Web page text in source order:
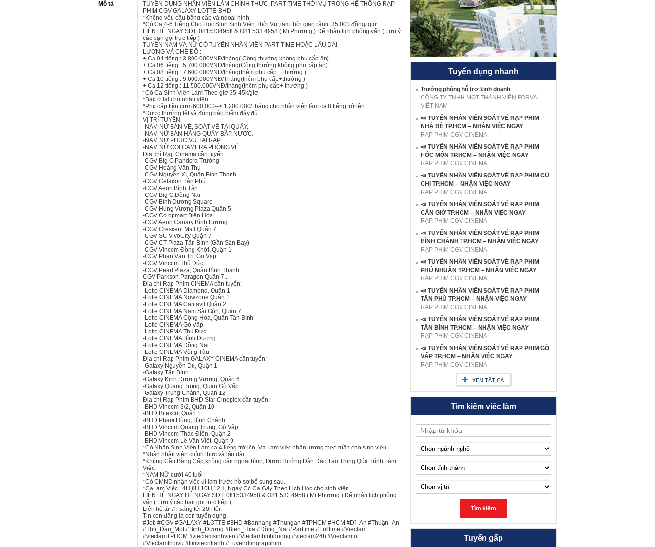
Mô tả
TUYỂN DỤNG NHÂN VIÊN LÀM CHÍNH THỨC, PART TIME THỜI VỤ TRONG HỆ THỐNG RẠP
PHIM CGV-GALAXY-LOTTE-BHD
*Không yêu cầu bằng cấp và ngoại hình.
*Có Ca 4-6 Tiếng Cho Học Sinh Sinh Viên Thời Vụ ,làm thời gian rảnh 35.000 đồng/ giờ
LIÊN HỆ NGAY SDT: 0815334958 & O͟8͟1͟.͟5͟3͟3͟.͟4͟9͟5͟8͟ ( Mr.Phương ) Để nhận lịch phỏng vấn ( Lưu ý
các bạn gọi trực tiếp )
TUYỂN NAM VÀ NỮ CÓ TUYỂN NHÂN VIÊN PART TIME HOẶC LÂU DÀI.
LƯƠNG VÀ CHẾ ĐỘ :
+ Ca 04 tiếng : 3.800.000VNĐ/tháng( Cộng thưởng không phụ cấp ăn)
+ Ca 06 tiếng : 5.700.000VNĐ/tháng(Cộng thưởng không phụ cấp ăn)
+ Ca 08 tiếng : 7.600.000VNĐ/tháng(thêm phụ cấp + thưởng )
+ Ca 10 tiếng : 9.600.000VNĐ/Tháng(thêm phụ cấp+thưởng )
+ Ca 12 tiếng : 11.500.000VNĐ/tháng(thêm phụ cấp+ thưởng )
*Có Ca Sinh Viên Làm Theo giờ 35-45k/giờ
*Bao ở lại cho nhân viên.
*Phụ cấp tiền cơm 600.000--> 1.200.000/ tháng cho nhân viên làm ca 8 tiếng trở lên.
*Được thưởng tết và đóng bảo hiểm đầy đủ.
Vị TRÍ TUYỂN:
-NAM NỮ BÁN VÉ, SOÁT VÉ TẠI QUẦY.
-NAM NỮ BÁN HÀNG QUẦY BẮP NƯỚC.
-NAM NỮ PHỤC VỤ TẠI RẠP.
-NAM NỮ COI CAMERA PHÒNG VÉ.
Địa chỉ Rạp Cinema cần tuyển:
-CGV Big C Pandora Trường
-CGV Hoàng Văn Thụ
-CGV Nguyễn Xí, Quận Bình Thạnh
-CGV Celadon Tân Phú
-CGV Aeon Bình Tân
-CGV Big C Đồng Nai
-CGV Bình Dương Square
-CGV Hùng Vương Plaza Quận 5
-CGV Co.opmart Biên Hòa
-CGV Aeon Canary Bình Dương
-CGV Crescent Mall Quận 7
-CGV SC VivoCity Quận 7
-CGV CT Plaza Tân Bình (Gần Sân Bay)
-CGV Vincom Đồng Khởi, Quận 1
-CGV Phan Văn Trị, Gò Vấp
-CGV Vincom Thủ Đức
-CGV Pearl Plaza, Quận Bình Thạnh
CGV Parkson Paragon Quận 7...
Địa chỉ Rạp Phim CINEMA cần tuyển:
-Lotte CINEMA Diamond, Quận 1
-Lotte CINEMA Nowzone Quận 1
-Lotte CINEMA Cantavil Quận 2
-Lotte CINEMA Nam Sài Gòn, Quận 7
-Lotte CINEMA Cộng Hoà, Quận Tân Bình
-Lotte CINEMA Gò Vấp
-Lotte CINEMA Thủ Đức
-Lotte CINEMA Bình Dương
-Lotte CINEMA Đồng Nai
-Lotte CINEMA Vũng Tàu
Địa chỉ Rạp Phim GALAXY CINEMA cần tuyển:
-Galaxy Nguyễn Du, Quận 1
-Galaxy Tân Bình
-Galaxy Kinh Dương Vương, Quận 6
-Galaxy Quang Trung, Quận Gò Vấp
-Galaxy Trung Chánh, Quận 12
Địa chỉ Rạp Phim BHD Star Cineplex cần tuyển:
-BHD Vincom 3/2, Quận 10
-BHD Bitexco, Quận 1
-BHD Phạm Hùng, Bình Chánh
-BHD Vincom Quang Trung, Gò Vấp
-BHD Vincom Thảo Điền, Quận 2
-BHD Vincom Lê Văn Việt, Quận 9
*Có Nhận Sinh Viên Làm ca 4 tiếng trở lên, Và Làm việc nhận lương theo tuần cho sinh viên.
*Nhận nhân viên chính thức và lâu dài
*Không Cần Bằng Cấp,không cần ngoại hình, Được Hướng Dẫn Đào Tạo Trong Qúa Trình Làm
Việc.
*NAM NỮ dưới 40 tuổi
*Có CMND nhận việc đi làm trước hồ sơ bổ sung sau.
*CaLàm Việc : 4H,8H,10H,12H, Ngày Có Ca Gãy Theo Lịch Học cho sinh viên.
LIÊN HỆ NGAY HỆ NGAY SDT: 0815334958 & O͟8͟1͟.͟5͟3͟3͟.͟4͟9͟5͟8͟ ( Mr.Phương ) Để nhận lịch phỏng
vấn ( Lưu ý các bạn gọi trực tiếp )
Liên hệ từ 7h sáng tới 20h tối.
Tin còn đăng là còn tuyển dụng.
#Job #CGV #GALAXY #LOTTE #BHD #Banhang #Thungan #TPHCM #HCM #Dĩ_An #Thuận_An
#Thủ_Dầu_Một #Bình_Dương #Biên_Hoà #Đồng_Nai #Parttime #Fulltime #Vieclam
#vieclamTPHCM #vieclamsinhvien #Vieclambinhduong #vieclam24h #Vieclamtot
#Vieclamthoivu #timviecnhanh #Tuyendungrapphim
Tuyển dụng nhanh
Trưởng phòng hỗ trợ kinh doanh
CÔNG TY TNHH MỘT THÀNH VIÊN FORVAL
VIỆT NAM
📣 TUYỂN NHÂN VIÊN SOÁT VÉ RẠP PHIM
NHÀ BÈ TP.HCM – NHẬN VIỆC NGAY
RẠP PHIM CGV CINEMA
📣 TUYỂN NHÂN VIÊN SOÁT VÉ RẠP PHIM
HÓC MÔN TP.HCM – NHẬN VIỆC NGAY
RẠP PHIM CGV CINEMA
📣 TUYỂN NHÂN VIÊN SOÁT VÉ RẠP PHIM CỦ
CHI TP.HCM – NHẬN VIỆC NGAY
RẠP PHIM CGV CINEMA
📣 TUYỂN NHÂN VIÊN SOÁT VÉ RẠP PHIM
CẦN GIỜ TP.HCM – NHẬN VIỆC NGAY
RẠP PHIM CGV CINEMA
📣 TUYỂN NHÂN VIÊN SOÁT VÉ RẠP PHIM
BÌNH CHÁNH TP.HCM – NHẬN VIỆC NGAY
RẠP PHIM CGV CINEMA
📣 TUYỂN NHÂN VIÊN SOÁT VÉ RẠP PHIM
PHÚ NHUẬN TP.HCM – NHẬN VIỆC NGAY
RẠP PHIM CGV CINEMA
📣 TUYỂN NHÂN VIÊN SOÁT VÉ RẠP PHIM
TÂN PHÚ TP.HCM – NHẬN VIỆC NGAY
RẠP PHIM CGV CINEMA
📣 TUYỂN NHÂN VIÊN SOÁT VÉ RẠP PHIM
TÂN BÌNH TP.HCM – NHẬN VIỆC NGAY
RẠP PHIM CGV CINEMA
📣 TUYỂN NHÂN VIÊN SOÁT VÉ RẠP PHIM GÒ
VẤP TP.HCM – NHẬN VIỆC NGAY
RẠP PHIM CGV CINEMA
XEM TẤT CẢ
Tìm kiếm việc làm
Tuyển gấp